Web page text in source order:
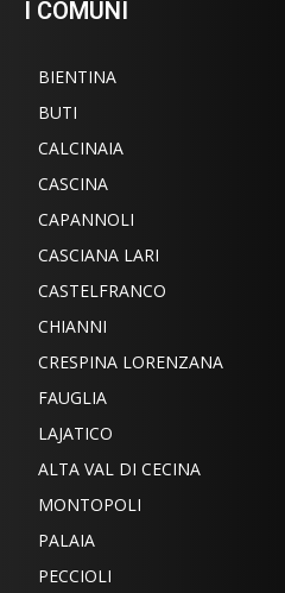
I COMUNI
BIENTINA
BUTI
CALCINAIA
CASCINA
CAPANNOLI
CASCIANA LARI
CASTELFRANCO
CHIANNI
CRESPINA LORENZANA
FAUGLIA
LAJATICO
ALTA VAL DI CECINA
MONTOPOLI
PALAIA
PECCIOLI